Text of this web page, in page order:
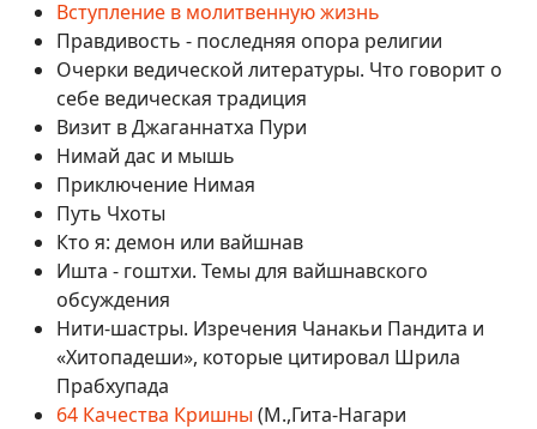
Вступление в молитвенную жизнь
Правдивость - последняя опора религии
Очерки ведической литературы. Что говорит о
себе ведическая традиция
Визит в Джаганнатха Пури
Нимай дас и мышь
Приключение Нимая
Путь Чхоты
Кто я: демон или вайшнав
Ишта - гоштхи. Темы для вайшнавского
обсуждения
Нити-шастры. Изречения Чанакьи Пандита и
«Хитопадеши», которые цитировал Шрила
Прабхупада
64 Качества Кришны (М.,Гита-Нагари